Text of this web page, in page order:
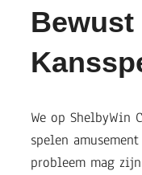
Bewust
We op ShelbyWin
spelen
probleem mag